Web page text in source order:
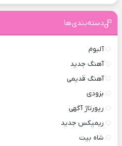
دسته‌بندی‌ها
آلبوم
آهنگ جدید
آهنگ قدیمی
بزودی
رپورتاژ آگهی
ریمیکس جدید
شاه بیت